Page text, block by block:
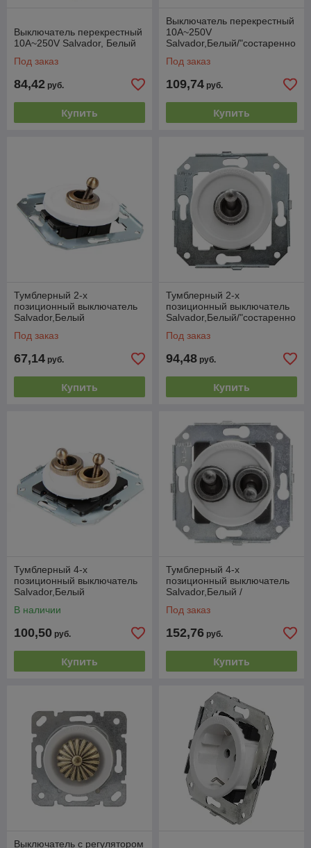
Выключатель перекрестный
10А~250V Salvador, Белый
Под заказ
84,42 руб.
Купить
Выключатель перекрестный
10А~250V
Salvador,Белый/"состаренно
Под заказ
109,74 руб.
Купить
Тумблерный 2-х
позиционный выключатель
Salvador,Белый
Под заказ
67,14 руб.
Купить
Тумблерный 2-х
позиционный выключатель
Salvador,Белый/"состаренно
Под заказ
94,48 руб.
Купить
Тумблерный 4-х
позиционный выключатель
Salvador,Белый
В наличии
100,50 руб.
Купить
Тумблерный 4-х
позиционный выключатель
Salvador,Белый /
Под заказ
152,76 руб.
Купить
Выключатель с регулятором